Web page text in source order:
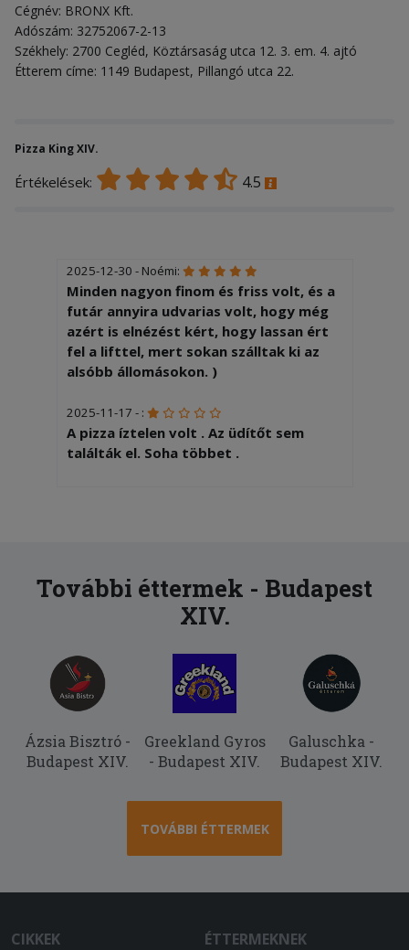
Cégnév: BRONX Kft.
Adószám: 32752067-2-13
Székhely: 2700 Cegléd, Köztársaság utca 12. 3. em. 4. ajtó
Étterem címe: 1149 Budapest, Pillangó utca 22.
Pizza King XIV.
Értékelések: 4.5
2025-12-30 - Noémi:
Minden nagyon finom és friss volt, és a
futár annyira udvarias volt, hogy még
azért is elnézést kért, hogy lassan ért
fel a lifttel, mert sokan szálltak ki az
alsóbb állomásokon. )
2025-11-17 - :
A pizza íztelen volt . Az üdítőt sem
találták el. Soha többet .
2025-09-26 - Anna:
Gyors, finom, meleg volt az étel
2025-09-19 - Gergely:
A weboldal jól funkcionált, időben
megérkezett, a pizzák most kicsit más,
enyhébb ízűek voltak mint legutóbb.
2025-08-31 - Gergely:
felülete könnyen használható volt!
További éttermek - Budapest
XIV.
Ázsia Bisztró -
Budapest XIV.
Greekland Gyros
- Budapest XIV.
Galuschka -
Budapest XIV.
TOVÁBBI ÉTTERMEK
CIKKEK
ÉTTERMEKNEK